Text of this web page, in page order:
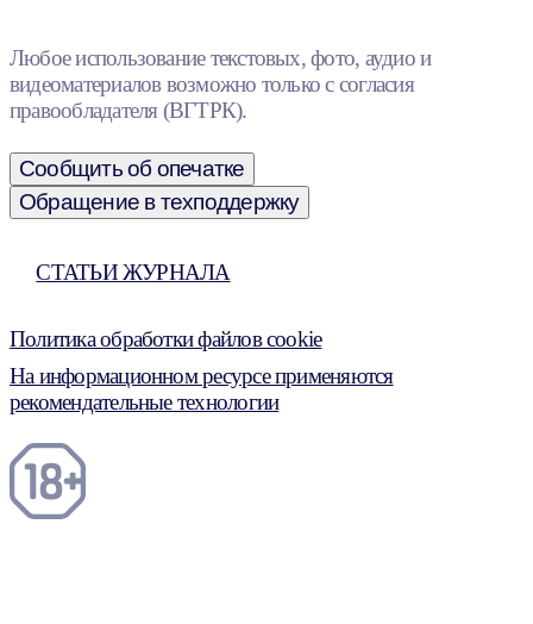
Любое использование текстовых, фото, аудио и
видеоматериалов возможно только с согласия
правообладателя (ВГТРК).
Сообщить об опечатке
Обращение в техподдержку
СТАТЬИ ЖУРНАЛА
Политика обработки файлов cookie
На информационном ресурсе применяются
рекомендательные технологии